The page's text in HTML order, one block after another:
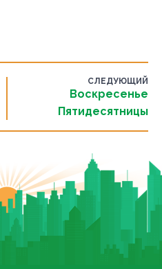
СЛЕДУЮЩИЙ
Воскресенье
Пятидесятницы